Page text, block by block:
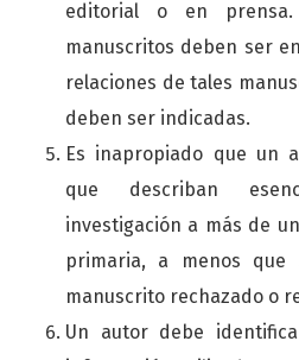
editorial o en
manuscritos deben ser
relaciones de tales
deben ser indicadas.
Es inapropiado que un
que describan
investigación a más de
primaria, a menos
manuscrito rechazado o
Un autor debe